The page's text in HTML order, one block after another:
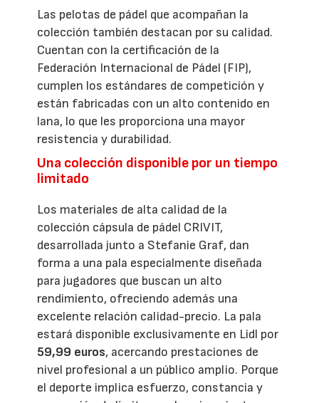
Las pelotas de pádel que acompañan la
colección también destacan por su calidad.
Cuentan con la certificación de la
Federación Internacional de Pádel (FIP),
cumplen los estándares de competición y
están fabricadas con un alto contenido en
lana, lo que les proporciona una mayor
resistencia y durabilidad.
Una colección disponible por un tiempo
limitado
Los materiales de alta calidad de la
colección cápsula de pádel CRIVIT,
desarrollada junto a Stefanie Graf, dan
forma a una pala especialmente diseñada
para jugadores que buscan un alto
rendimiento, ofreciendo además una
excelente relación calidad-precio. La pala
estará disponible exclusivamente en Lidl por
59,99 euros, acercando prestaciones de
nivel profesional a un público amplio. Porque
el deporte implica esfuerzo, constancia y